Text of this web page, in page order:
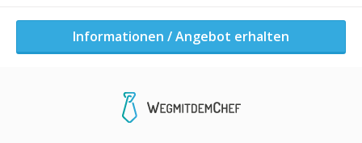
Anlass
- Bereitstellung des Baumaterials
- An- und Abreise unserer Eventguides
Informationen / Angebot erhalten